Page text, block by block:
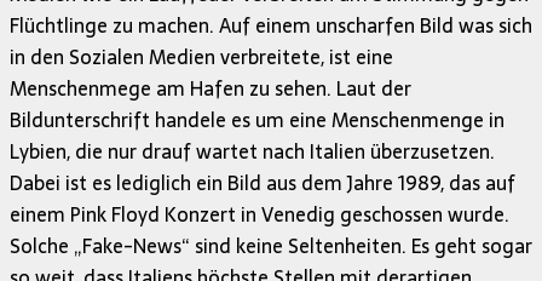
Flüchtlinge zu machen. Auf einem unscharfen Bild was sich
in den Sozialen Medien verbreitete, ist eine
Menschenmege am Hafen zu sehen. Laut der
Bildunterschrift handele es um eine Menschenmenge in
Lybien, die nur drauf wartet nach Italien überzusetzen.
Dabei ist es lediglich ein Bild aus dem Jahre 1989, das auf
einem Pink Floyd Konzert in Venedig geschossen wurde.
Solche „Fake-News“ sind keine Seltenheiten. Es geht sogar